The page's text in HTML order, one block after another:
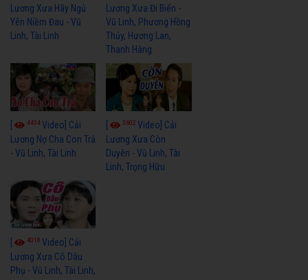
Lương Xưa Hãy Ngủ
Yên Niềm Đau - Vũ
Linh, Tài Linh
Lương Xưa Đi Biển -
Vũ Linh, Phương Hồng
Thủy, Hương Lan,
Thanh Hằng
4434Video] Cải
Lương Nợ Cha Con Trả
- Vũ Linh, Tài Linh
3602Video] Cải
Lương Xưa Còn
Duyên - Vũ Linh, Tài
Linh, Trọng Hữu
[ 4018 Video] Cải
Lương Xưa Cô Dâu
Phụ - Vũ Linh, Tài Linh,